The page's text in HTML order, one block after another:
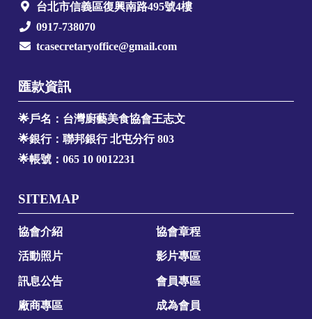
台北市信義區復興南路495號4樓
0917-738070
tcasecretaryoffice@gmail.com
匯款資訊
🌟戶名：台灣廚藝美食協會王志文
🌟銀行：聯邦銀行 北屯分行 803
🌟帳號：065 10 0012231
SITEMAP
協會介紹 協會章程
活動照片 影片專區
訊息公告 會員專區
廠商專區 成為會員